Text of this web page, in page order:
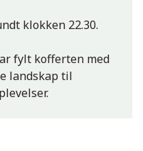
klokken 22.30.
fylt kofferten med
landskap til